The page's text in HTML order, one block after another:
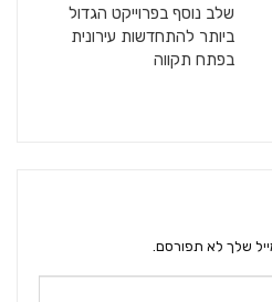
שלב נוסף בפרוייקט הגדול
ביותר להתחדשות עירונית
בפתח תקווה
שלך לא תפורסם.